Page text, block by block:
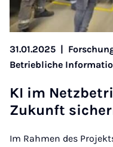
31.01.2025 |
Betriebliche
KI im
Zu­kunft
Im Rahmen des